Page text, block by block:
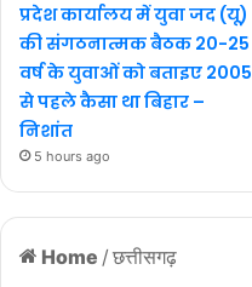
Home / छत्तीसगढ़
प्रदेश कार्यालय में युवा जद (यू)
की संगठनात्मक बैठक 20-25
वर्ष के युवाओं को बताइए 2005
से पहले कैसा था बिहार –
निशांत
5 hours ago